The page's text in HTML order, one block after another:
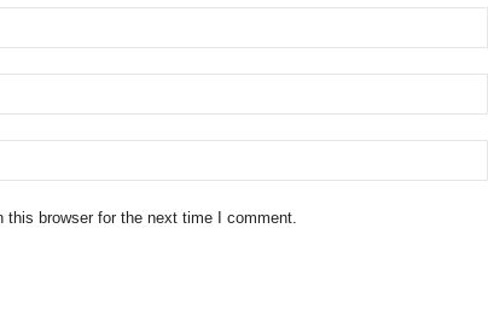
browser for the next time I comment.